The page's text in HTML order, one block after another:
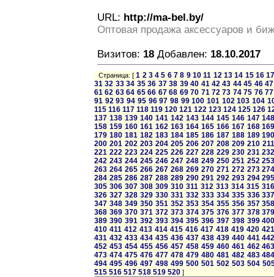
URL: http://ma-bel.by/
Оптовая продажа аксессуаров и
Визитов: 18 Добавлен: 18.10.2017
Страница: [1 2 3 4 5 6 7 8 9 10 11 12 13 14 15 16
31 32 33 34 35 36 37 38 39 40 41 42 43 44 45 46 47
61 62 63 64 65 66 67 68 69 70 71 72 73 74 75 76 77
91 92 93 94 95 96 97 98 99 100 101 102 103 104
115 116 117 118 119 120 121 122 123 124 125 126
137 138 139 140 141 142 143 144 145 146 147
158 159 160 161 162 163 164 165 166 167 168
179 180 181 182 183 184 185 186 187 188 189
200 201 202 203 204 205 206 207 208 209 210 211
221 222 223 224 225 226 227 228 229 230 231
242 243 244 245 246 247 248 249 250 251 252
263 264 265 266 267 268 269 270 271 272 273
284 285 286 287 288 289 290 291 292 293 294
305 306 307 308 309 310 311 312 313 314 315 316
326 327 328 329 330 331 332 333 334 335 336
347 348 349 350 351 352 353 354 355 356 357
368 369 370 371 372 373 374 375 376 377 378
389 390 391 392 393 394 395 396 397 398 399
410 411 412 413 414 415 416 417 418 419 420 421
431 432 433 434 435 436 437 438 439 440 441
452 453 454 455 456 457 458 459 460 461 462
473 474 475 476 477 478 479 480 481 482 483
494 495 496 497 498 499 500 501 502 503 504
515 516 517 518 519 520 ]